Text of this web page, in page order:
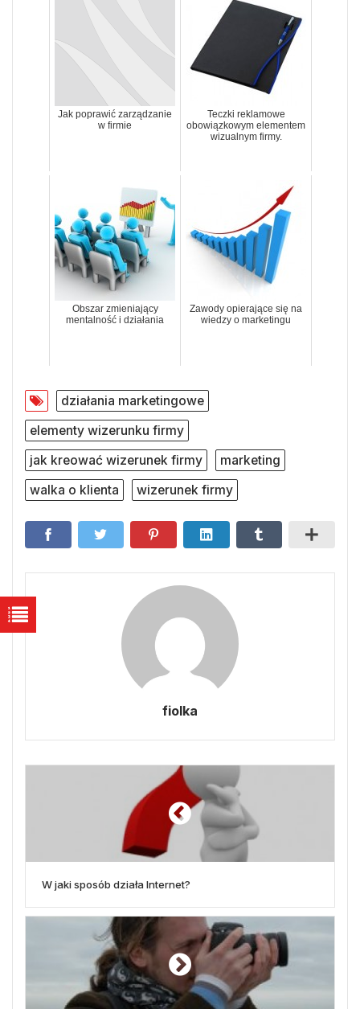
Jak poprawić zarządzanie
w firmie
Teczki reklamowe
obowiązkowym elementem
wizualnym firmy.
Obszar zmieniający
mentalność i działania
Zawody opierające się na
wiedzy o marketingu
działania marketingowe
elementy wizerunku firmy
jak kreować wizerunek firmy
marketing
walka o klienta
wizerunek firmy
fiolka
W jaki sposób działa Internet?